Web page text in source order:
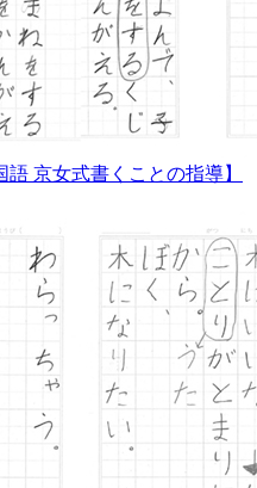
京女式書くことの指導】